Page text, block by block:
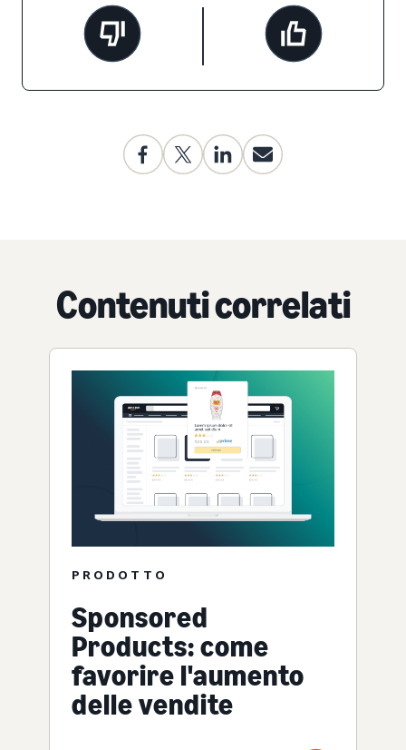
Contenuti correlati
PRODOTTO
Sponsored
Products: come
favorire l'aumento
delle vendite